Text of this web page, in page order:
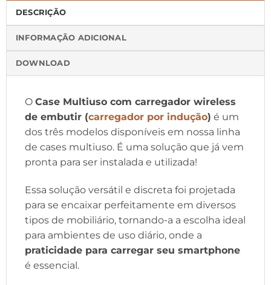
DESCRIÇÃO
INFORMAÇÃO ADICIONAL
DOWNLOAD
O Case Multiuso com carregador wireless
de embutir (carregador por indução) é um
dos três modelos disponíveis em nossa linha
de cases multiuso. É uma solução que já vem
pronta para ser instalada e utilizada!
Essa solução versátil e discreta foi projetada
para se encaixar perfeitamente em diversos
tipos de mobiliário, tornando-a a escolha ideal
para ambientes de uso diário, onde a
praticidade para carregar seu smartphone
é essencial.